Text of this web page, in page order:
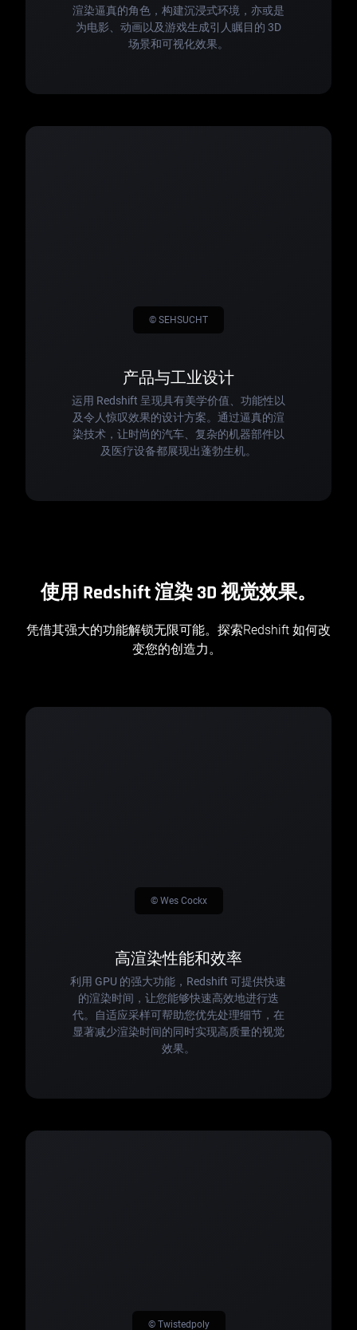
渲染逼真的角色，构建沉浸式环境，亦或是
为电影、动画以及游戏生成引人瞩目的 3D
场景和可视化效果。
产品与工业设计
运用 Redshift 呈现具有美学价值、功能性以
及令人惊叹效果的设计方案。通过逼真的渲
染技术，让时尚的汽车、复杂的机器部件以
及医疗设备都展现出蓬勃生机。
© SEHSUCHT
使用 Redshift 渲染 3D 视觉效果。
凭借其强大的功能解锁无限可能。探索Redshift 如何改
变您的创造力。
高渲染性能和效率
利用 GPU 的强大功能，Redshift 可提供快速
的渲染时间，让您能够快速高效地进行迭
代。自适应采样可帮助您优先处理细节，在
显著减少渲染时间的同时实现高质量的视觉
效果。
© Wes Cockx
© Twistedpoly